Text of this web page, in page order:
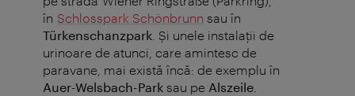
în Schlosspark Schönbrunn sau în
Türkenschanzpark . Și unele instalații de
urinoare de atunci, care amintesc de
paravane, mai există încă: de exemplu în
Auer-Welsbach-Park sau pe Alszeile